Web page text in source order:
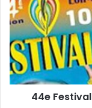
r
e
a
d
r
e
s
e
F
e
s
t
i
v
44e